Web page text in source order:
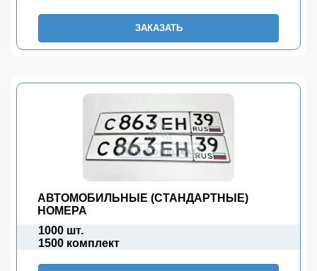
ЗАКАЗАТЬ
АВТОМОБИЛЬНЫЕ (СТАНДАРТНЫЕ)
НОМЕРА
1000 шт.
1500 комплект